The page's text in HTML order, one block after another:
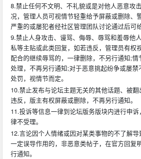
8.禁止任何不文明、不礼貌或是对他人恶意攻
况，管理人员可视情节轻重给予屏蔽或删除、
严重的或屡犯者经社区管理团队讨论通过后可
9.禁止人身攻击、谩骂、侮辱、辱骂和羞辱他
私等主贴或此类回复，如若违反，管理员有权
配合的继续辱骂的，一律删除，不另行通知;
处理，不再另行通知;对于恶意挑起纷争或屡
处罚，视情节而定。
10.禁止发布与论坛主题无关的其他话题、被
违反，版主有权屏蔽或删除，不再另行通知。
11.投诉等信息一律到论坛版务版块内进行申
律不受理。
12.言论因个人情绪或因对某类事物的不了解
一定误导作用的，非恶意类帖子，在官方回复
行通知。